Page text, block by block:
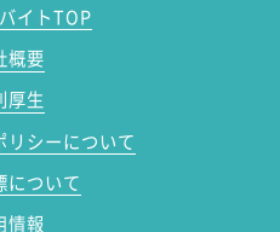
イトTOP
概要
厚生
リシーについて
について
情報